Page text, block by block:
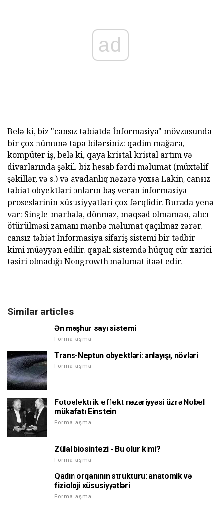
ad
Belə ki, biz "cansız təbiətdə İnformasiya" mövzusunda
bir çox nümunə tapa bilərsiniz: qədim mağara,
kompüter iş, belə ki, qaya kristal kristal artım və
divarlarında şəkil. biz hesab fərdi məlumat (müxtəlif
şəkillər, və s.) və avadanlıq nəzərə yoxsa Lakin, cansız
təbiət obyektləri onların baş verən informasiya
proseslərinin xüsusiyyətləri çox fərqlidir. Burada yenə
var: Single-mərhələ, dönməz, məqsəd olmaması, alıcı
ötürülməsi zamanı mənbə məlumat qaçılmaz zərər.
cansız təbiət İnformasiya sifariş sistemi bir tədbir
kimi müəyyən edilir. qapalı sistemdə hüquq cür xarici
təsiri olmadığı Nongrowth məlumat itaət edir.
Similar articles
Ən məşhur sayı sistemi
Formalaşma
Trans-Neptun obyektləri: anlayışı, növləri
Formalaşma
Fotoelektrik effekt nəzəriyyəsi üzrə Nobel
mükafatı Einstein
Formalaşma
Zülal biosintezi - Bu olur kimi?
Formalaşma
Qadın orqanının strukturu: anatomik və
fizioloji xüsusiyyətləri
Formalaşma